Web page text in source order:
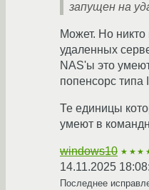
запущен на
Может. Но никто
удаленных
NAS'ы это
попенсорс типа
Те единицы
умеют в
windows10
14.11.2025
Последнее